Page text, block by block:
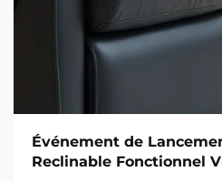
Événement de
Reclinable Fonctionnel